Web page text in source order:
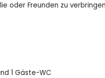
oder Freunden zu
1 Gäste-WC